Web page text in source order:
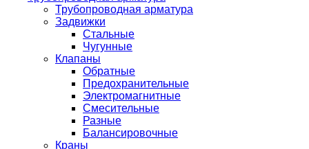
Трубопроводная арматура
Задвижки
Стальные
Чугунные
Клапаны
Обратные
Предохранительные
Электромагнитные
Смесительные
Разные
Балансировочные
Краны